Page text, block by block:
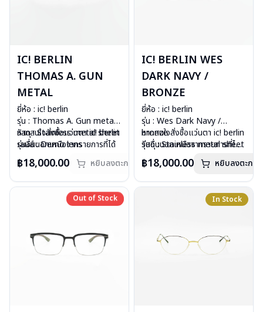
IC! BERLIN
THOMAS A. GUN
METAL
ยี่ห้อ : ic! berlin
รุ่น : Thomas A. Gun metal
วัสดุ : Stainless metal sheet
เลนส์ : Demo lens
บานพับ : ไม่มีสปริง
น้ำหนัก : 18 กรัม
อุปกรณ์ : กล่องแว่น, ผ้าเช็ดแว่น
การรับประกัน : 1 ปี
หากสนใจสั่งชื้อแว่นตา ic! berlin
รุ่นอื่นนอกเหนือจากรายการที่ได้
ลงไว้กรุณาติดต่อเรา
สินค้าหมดสต๊อกชั่วคราวหาก
ต้องการสั่งกรุณาติดต่อเราคลิก
฿18,000.00 หยิบลงตะกร้า
IC! BERLIN WES
DARK NAVY /
BRONZE
ยี่ห้อ : ic! berlin
รุ่น : Wes Dark Navy /
bronze
วัสดุ : Stainless metal sheet
เลนส์ : Demo lens
บานพับ : ไม่มีสปริง
น้ำหนัก : 15 กรัม
อุปกรณ์ : กล่องแว่น, ผ้าเช็ดแว่น
หากสนใจสั่งชื้อแว่นตา ic! berlin
รุ่นอื่นนอกเหนือจากรายการที่ได้
ลงไว้กรุณาติดต่อเรา
฿18,000.00 หยิบลงตะกร้า
Out of Stock
Out of Stock In Stock